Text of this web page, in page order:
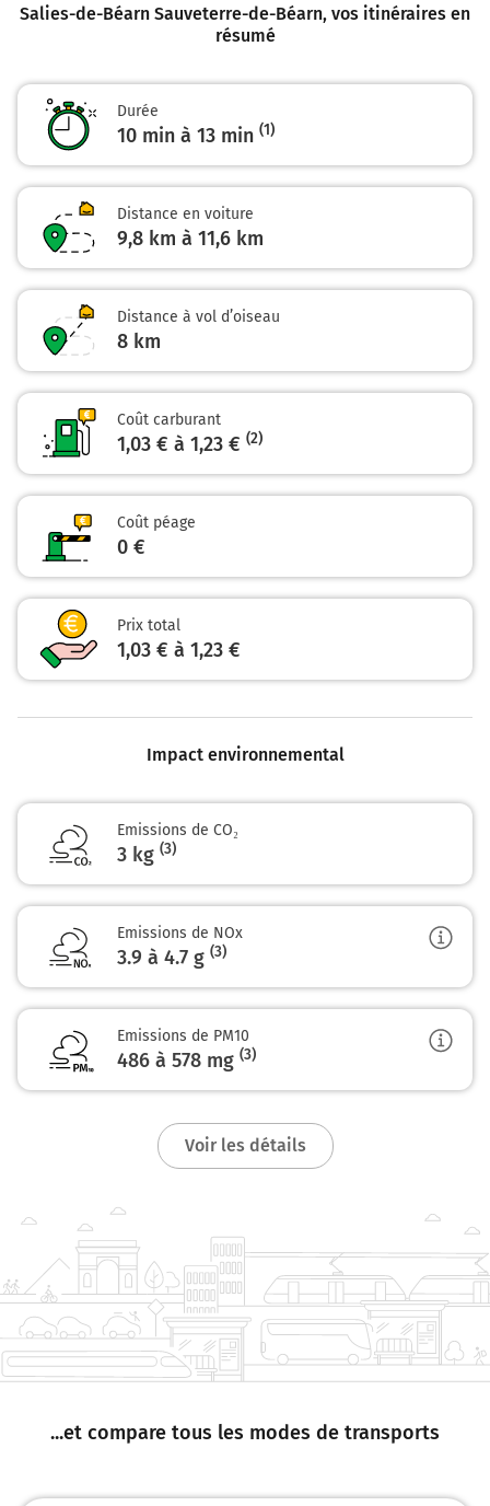
Salies et continuer sur 800 mètres
Tourner à droite sur D27 (Rue du Pasteur Rennes) et
continuer sur 300 mètres
9,4 km
0h10 Sauveterre-de-Béarn
64390
Salies-de-Béarn Sauveterre-de-Béarn, vos itinéraires en
résumé
Durée
10 min à 13 min (1)
Distance en voiture
9,8 km à 11,6 km
Distance à vol d’oiseau
8 km
Coût carburant
1,03 € à 1,23 € (2)
Coût péage
0 €
Prix total
1,03 € à 1,23 €
Impact environnemental
Emissions de CO₂
3 kg (3)
Emissions de NOx
3.9 à 4.7 g (3)
Emissions de PM10
486 à 578 mg (3)
Voir les détails
...et compare tous les modes de transports